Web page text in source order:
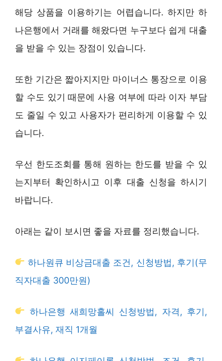
해당 상품을 이용하기는 어렵습니다. 하지만 하
나은행에서 거래를 해왔다면 누구보다 쉽게 대출
을 받을 수 있는 장점이 있습니다.
또한 기간은 짧아지지만 마이너스 통장으로 이용
할 수도 있기 때문에 사용 여부에 따라 이자 부담
도 줄일 수 있고 사용자가 편리하게 이용할 수 있
습니다.
우선 한도조회를 통해 원하는 한도를 받을 수 있
는지부터 확인하시고 이후 대출 신청을 하시기
바랍니다.
아래는 같이 보시면 좋을 자료를 정리했습니다.
하나원큐 비상금대출 조건, 신청방법, 후기(무
직자대출 300만원)
하나은행 새희망홀씨 신청방법, 자격, 후기,
부결사유, 재직 1개월